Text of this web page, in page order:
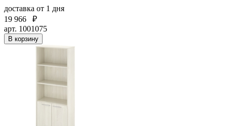
доставка от 1 дня
19 966
₽
арт. 1001075
В корзину